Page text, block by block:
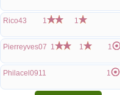
Rico43 1 1
Pierreyves07 1 1 1
Philacel0911 1